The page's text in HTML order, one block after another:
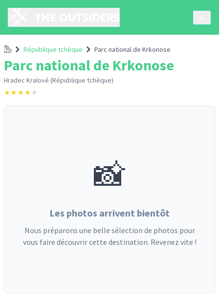
AccueilRépublique tchèque Parc national de Krkonose
Parc national de Krkonose
Hradec Kralové (République tchèque)
★★★★ ★
📸
Les photos arrivent bientôt
Nous préparons une belle sélection de photos pour
vous faire découvrir cette destination. Revenez vite !